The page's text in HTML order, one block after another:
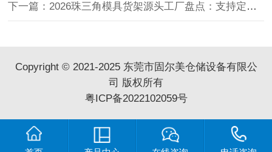
下一篇：2026珠三角模具货架源头工厂盘点：支持定制送货上门
Copyright © 2021-2025 东莞市固尔美仓储设备有限公
司 版权所有
粤ICP备2022102059号